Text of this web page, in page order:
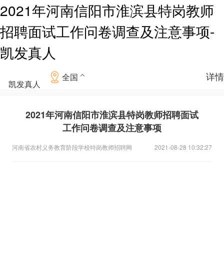
2021年河南信阳市淮滨县特岗教师
招聘面试工作问卷调查及注意事项-
凯发真人
凯发真人
全国 详情
2021年河南信阳市淮滨县特岗教师招聘面试
工作问卷调查及注意事项
河南省农村义务教育阶段学校特岗教师招聘网 2021-08-28 10:32:27